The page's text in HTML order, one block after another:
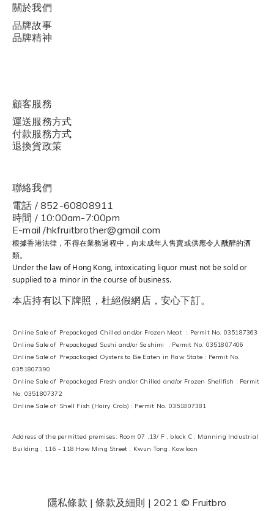
關於我們
品牌故事
品牌精神
顧客服務
運送服務方式
付款服務方式
退換貨政策
聯絡我們
電話 / 852-60808911
時間 / 10:00am-7:00pm
E-mail /hkfruitbrother@gmail.com
根據香港法律，不得在業務過程中，向未成年人售賣或供應令人醺醉的酒
類。
Under the law of Hong Kong, intoxicating liquor must not be sold or
supplied to a minor in the course of business.
本店持有以下牌照，杜絕假網店，安心下訂。
Online Sale of Prepackaged Chilled and/or Frozen Meat : Permit No. 035187363
Online Sale of Prepackaged Sushi and/or Sashimi : Permit No. 0351807406
Online Sale of Prepackaged Oysters to Be Eaten in Raw State : Permit No.
0351807390
Online Sale of Prepackaged Fresh and/or Chilled and/or Frozen Shellfish : Permit
No. 0351807372
Online Sale of Shell Fish (Hairy Crab) : Permit No. 0351807381
Address of the permitted premises: Room 07 ,13/ F , block C , Manning Industrial
Building , 116 - 118 How Ming Street , Kwun Tong, Kowloon
隱私條款 | 條款及細則 | 2021 © Fruitbro